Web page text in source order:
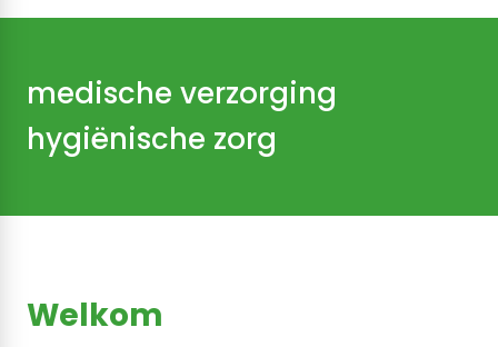
medische verzorging
hygiënische zorg
Welkom